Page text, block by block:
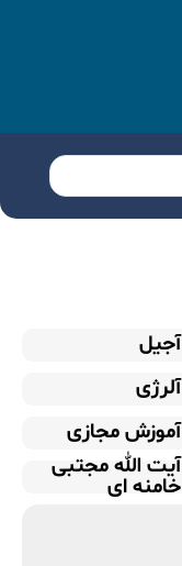
آجیل
آلرژی
آموزش مجازی
آیت الله مجتبی
خامنه ای